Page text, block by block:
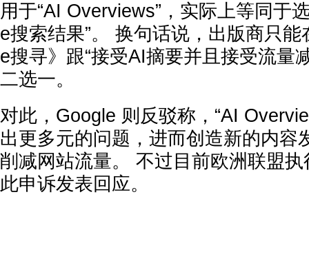
用于“AI Overviews”，实际上等同于
e搜索结果”。 换句话说，出版商只
e搜寻》跟“接受AI摘要并且接受流量
二选一。
对此，Google 则反驳称，“AI
出更多元的问题，进而创造新的内容
削减网站流量。 不过目前欧洲联盟
此申诉发表回应。